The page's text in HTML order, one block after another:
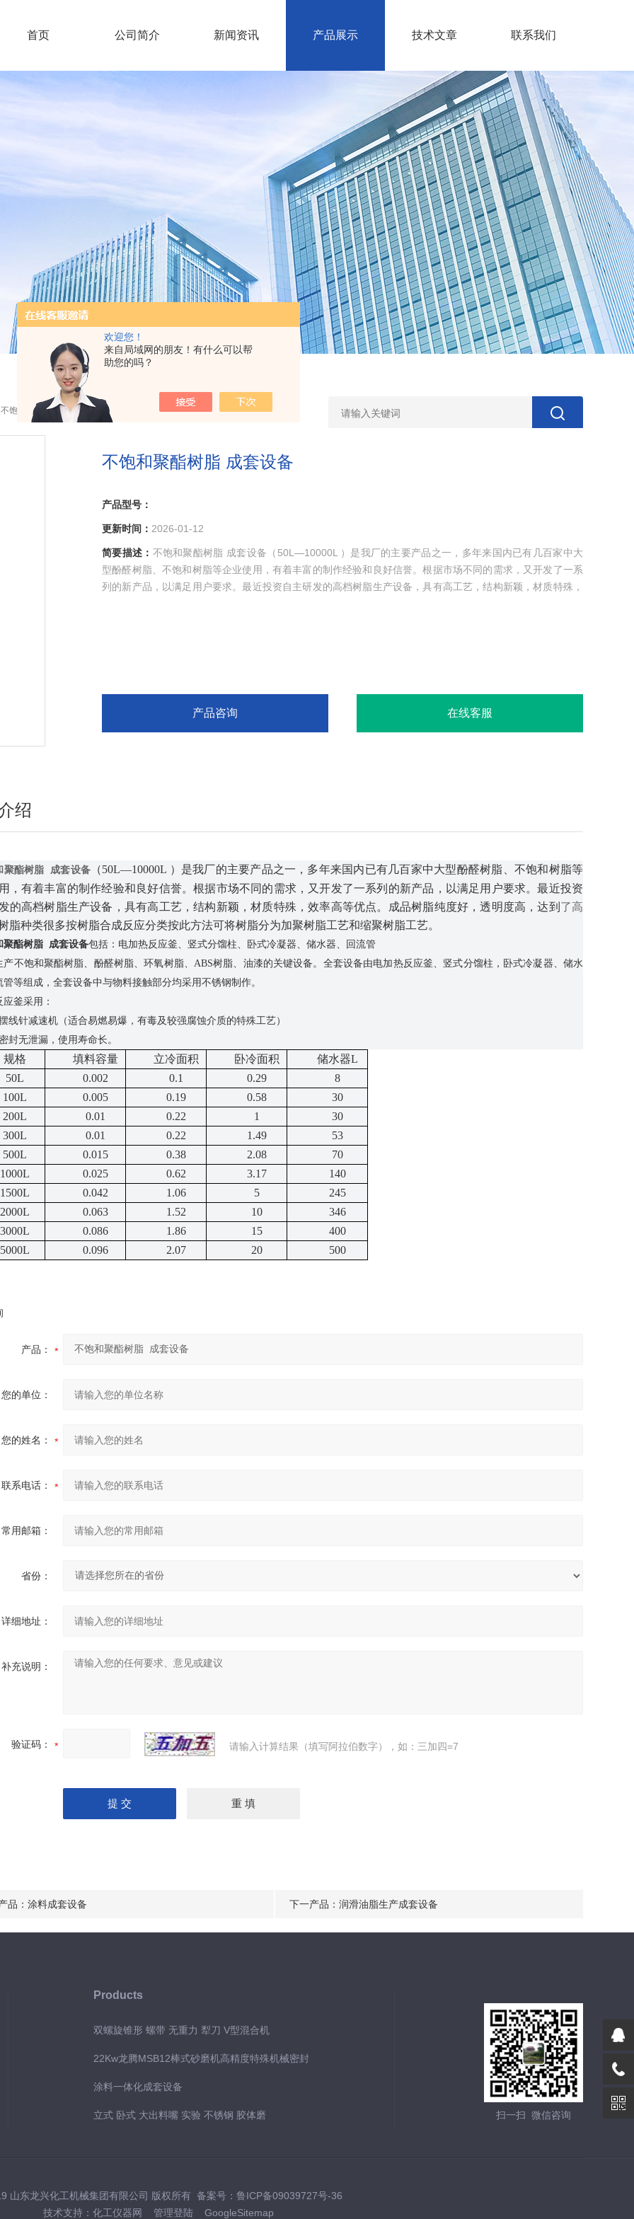
欢迎您！
来自局域网的朋友！有什么可以帮
助您的吗？
首页 公司简介 新闻资讯 产品展示 技术文章 联系我们
饱和聚酯树脂 成套设备
不饱和聚酯树脂 成套设备
产品型号：
更新时间： 2026-01-12
简要描述： 不饱和聚酯树脂 成套设备（50L—10000L ）是我厂的主要产品之一，多年来国内已有几百家中大
型酚醛树脂、不饱和树脂等企业使用，有着丰富的制作经验和良好信誉。根据市场不同的需求，又开发了一系
列的新产品，以满足用户要求。最近投资自主研发的高档树脂生产设备，具有高工艺，结构新颖，材质特殊，
产品咨询 在线客服
绍
聚酯树脂 成套设备 （50L—10000L ）是我厂的主要产品之一，多年来国内已有几百家中大型酚醛树脂、不饱和树脂等
，有着丰富的制作经验和良好信誉。根据市场不同的需求，又开发了一系列的新产品，以满足用户要求。最近投资
的高档树脂生产设备，具有高工艺，结构新颖，材质特殊，效率高等优点。成品树脂纯度好，透明度高，达到 了高
脂种类很多按树脂合成反应分类按此方法可将树脂分为加聚树脂工艺和缩聚树脂工艺。
聚酯树脂 成套设备包括：电加热反应釜、竖式分馏柱、卧式冷凝器、储水器、回流管
产不饱和聚酯树脂、酚醛树脂、环氧树脂、 ABS树脂、油漆的关键设备。全套设备由电加热反应釜、竖式分馏柱，卧式冷凝器、储水
管等组成，全套设备中与物料接触部分均采用不锈钢制作。
釜采用：
线针减速机（适合易燃易爆，有毒及较强腐蚀介质的特殊工艺）
封无泄漏，使用寿命长。
规格 填料容量 立冷面积 卧冷面积 储水器L
50L
0.002 0.1 0.29
8
100L
0.005 0.19 0.58
30
200L
0.01 0.22 1
30
300L
0.01 0.22 1.49
53
500L
0.015 0.38 2.08
70
1000L
0.025 0.62 3.17
140
1500L
0.042 1.06 5
245
2000L
0.063 1.52 10
346
3000L
0.086 1.86 15
400
5000L
0.096 2.07 20 500
产品：
您的单位：
您的姓名：
联系电话：
常用邮箱：
省份：
详细地址：
补充说明：
验证码： 请输入计算结果（填写阿拉伯数字），如：三加四=7
品： 涂料成套设备 下一产品： 润滑油脂生产成套设备
Products
双螺旋锥形 螺带 无重力 犁刀 V型混合机
22Kw龙腾MSB12棒式砂磨机高精度特殊机械密封
涂料一体化成套设备
立式 卧式 大出料嘴 实验 不锈钢 胶体磨 扫一扫 微信咨询
山东龙兴化工机械集团有限公司 版权所有 备案号： 鲁ICP备09039727号-36
技术支持： 化工仪器网 管理登陆 GoogleSitemap